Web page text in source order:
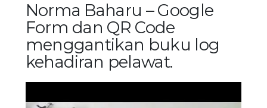
Norma Baharu – Google
Form dan QR Code
menggantikan buku log
kehadiran pelawat.